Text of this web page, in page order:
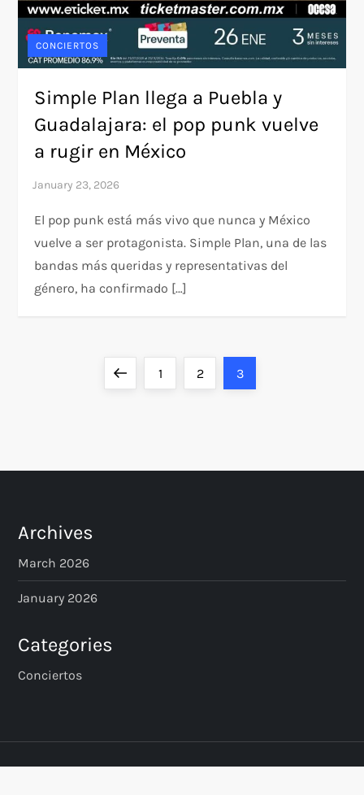
CONCIERTOS
Simple Plan llega a Puebla y
Guadalajara: el pop punk vuelve
a rugir en México
El pop punk está más vivo que nunca y México
vuelve a ser protagonista. Simple Plan, una de las
bandas más queridas y representativas del
género, ha confirmado […]
s
p
a
g
i
PreviousPage
1 Page
2 Page
3
Archives
March 2026
January 2026
Categories
Conciertos